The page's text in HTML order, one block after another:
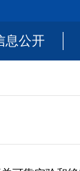
息公开